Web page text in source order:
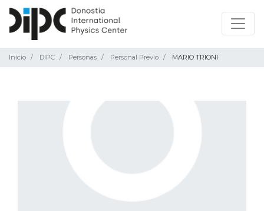
Inicio DIPC Personas Personal Previo MARIO TRIONI